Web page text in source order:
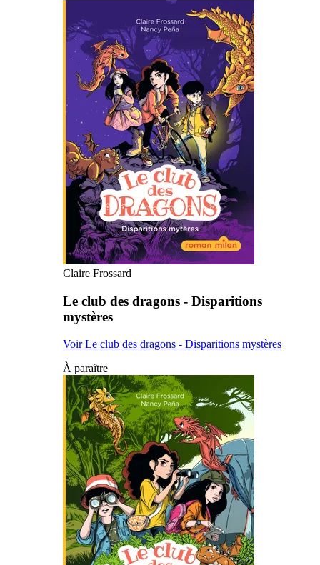
Claire Frossard
Le club des dragons - Disparitions
mystères
Voir Le club des dragons - Disparitions mystères
À paraître